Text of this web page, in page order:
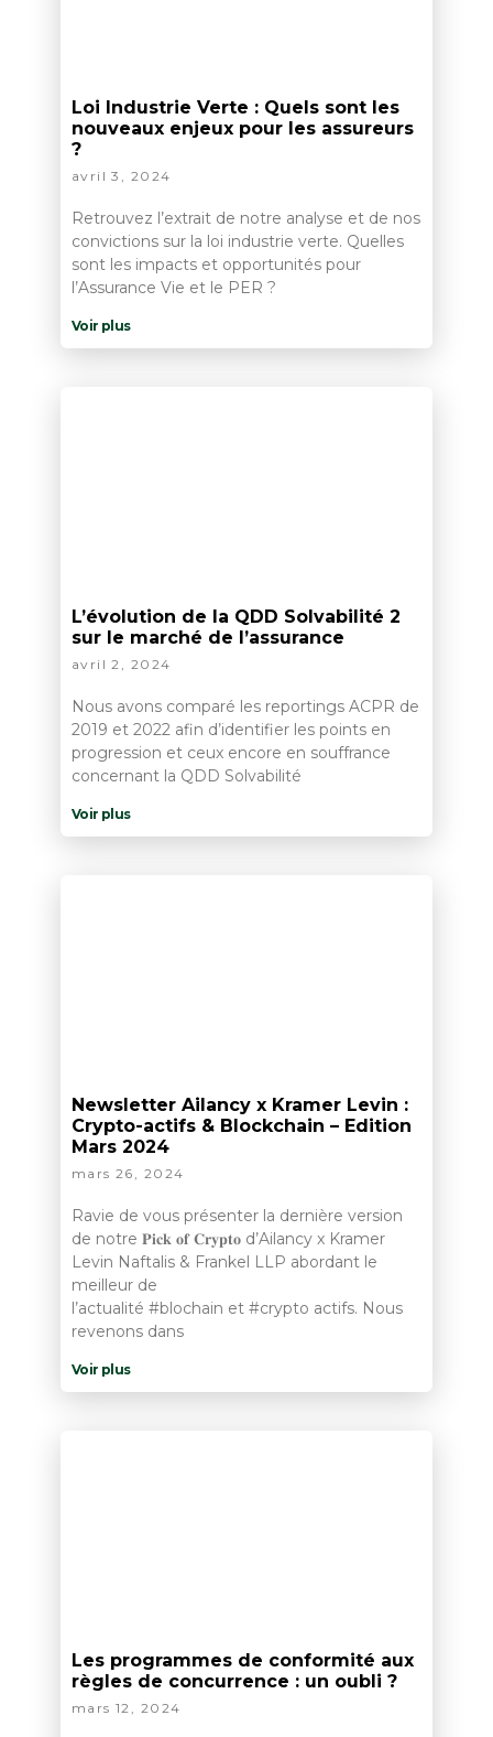
Loi Industrie Verte : Quels sont les
nouveaux enjeux pour les assureurs
?
avril 3, 2024
Retrouvez l’extrait de notre analyse et de nos
convictions sur la loi industrie verte. Quelles
sont les impacts et opportunités pour
l’Assurance Vie et le PER​ ?
Voir plus
L’évolution de la QDD Solvabilité 2
sur le marché de l’assurance
avril 2, 2024
Nous avons comparé les reportings ACPR de
2019 et 2022 afin d’identifier les points en
progression et ceux encore en souffrance
concernant la QDD Solvabilité
Voir plus
Newsletter Ailancy x Kramer Levin :
Crypto-actifs & Blockchain – Edition
Mars 2024
mars 26, 2024
Ravie de vous présenter la dernière version
de notre 𝐏𝐢𝐜𝐤 𝐨𝐟 𝐂𝐫𝐲𝐩𝐭𝐨 d’Ailancy x Kramer
Levin Naftalis & Frankel LLP abordant le
meilleur de
l’actualité #blochain et #crypto actifs. Nous
revenons dans
Voir plus
Les programmes de conformité aux
règles de concurrence : un oubli ?
mars 12, 2024